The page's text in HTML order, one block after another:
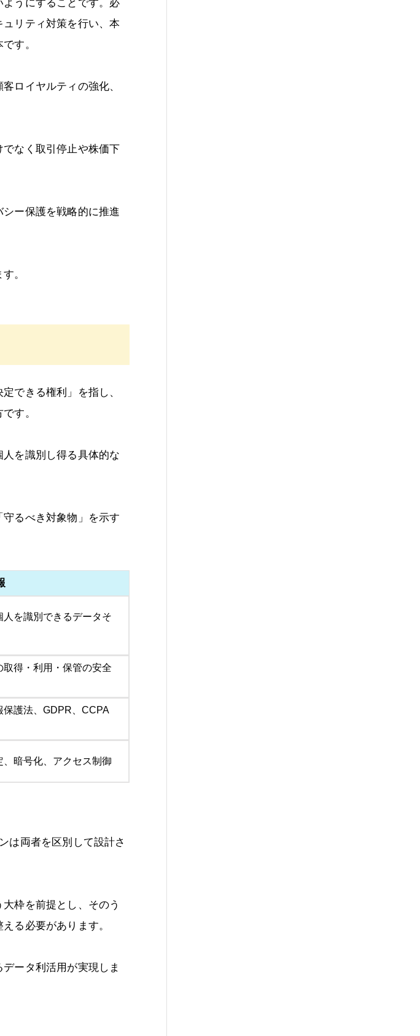
うにすることです。必
リティ対策を行い、本
す。
ロイヤルティの強化、
なく取引停止や株価下
ー保護を戦略的に推進
。
できる権利」を指し、
す。
を識別し得る具体的な
るべき対象物」を示す
人を識別できるデータそ
取得・利用・保管の安全
保護法、GDPR、CCPA
、暗号化、アクセス制御
は両者を区別して設計さ
枠を前提とし、そのう
る必要があります。
ータ利活用が実現しま